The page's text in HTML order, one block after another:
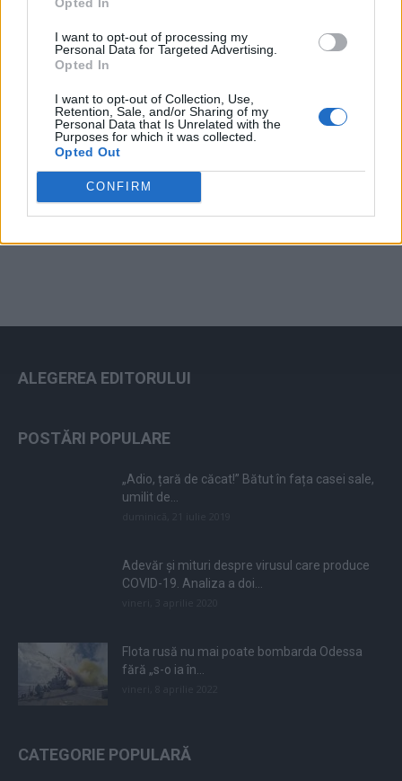
I want to opt-out of processing my
Personal Data for Targeted Advertising.
Opted In
I want to opt-out of Collection, Use,
Retention, Sale, and/or Sharing of my
Personal Data that Is Unrelated with the
Purposes for which it was collected.
Opted Out
CONFIRM
ad
ALEGEREA EDITORULUI
POSTĂRI POPULARE
„Adio, țară de căcat!” Bătut în fața casei sale,
umilit de...
Adevăr și mituri despre virusul care produce
COVID-19. Analiza a doi...
Flota rusă nu mai poate bombarda Odessa
fără „s-o ia în...
CATEGORIE POPULARĂ